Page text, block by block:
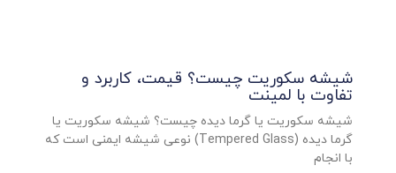
شیشه سکوریت چیست؟ قیمت، کاربرد و
تفاوت با لمینت
شیشه سکوریت یا گرما دیده چیست؟ شیشه سکوریت یا
گرما دیده (Tempered Glass) نوعی شیشه ایمنی است که
با انجام